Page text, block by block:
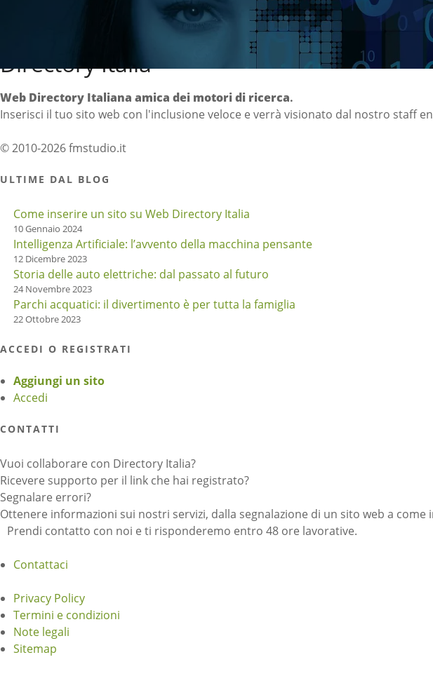
Directory Italia
Web Directory Italiana amica dei motori di ricerca.
Inserisci il tuo sito web con l'inclusione veloce e verrà visionato dal nostro staff
© 2010-2026 fmstudio.it
ULTIME DAL BLOG
Come inserire un sito su Web Directory Italia
10 Gennaio 2024
Intelligenza Artificiale: l’avvento della macchina pensante
12 Dicembre 2023
Storia delle auto elettriche: dal passato al futuro
24 Novembre 2023
Parchi acquatici: il divertimento è per tutta la famiglia
22 Ottobre 2023
ACCEDI O REGISTRATI
Aggiungi un sito
Accedi
CONTATTI
Vuoi collaborare con Directory Italia?
Ricevere supporto per il link che hai registrato?
Segnalare errori?
Ottenere informazioni sui nostri servizi, dalla segnalazione di un sito web a come
Prendi contatto con noi e ti risponderemo entro 48 ore lavorative.
Contattaci
Privacy Policy
Termini e condizioni
Note legali
Sitemap